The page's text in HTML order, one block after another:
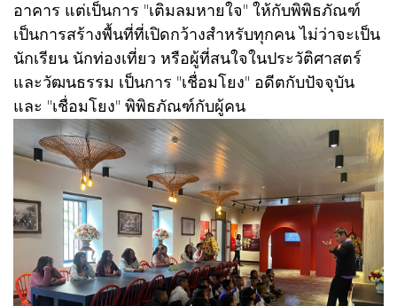
อาคาร แต่เป็นการ "เติมลมหายใจ" ให้กับพิพิธภัณฑ์
เป็นการสร้างพื้นที่ที่เปิดกว้างสำหรับทุกคน ไม่ว่าจะเป็น
นักเรียน นักท่องเที่ยว หรือผู้ที่สนใจในประวัติศาสตร์
และวัฒนธรรม เป็นการ "เชื่อมโยง" อดีตกับปัจจุบัน
และ "เชื่อมโยง" พิพิธภัณฑ์กับผู้คน